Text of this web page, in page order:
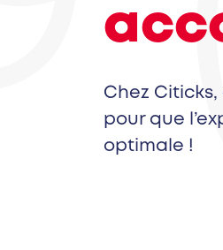
Chez
pour que
optimale !